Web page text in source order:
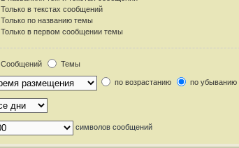
Только в текстах сообщений
Только по названию темы
Только в первом сообщении темы
Сообщений
Темы
по возрастанию по убыванию
символов сообщений